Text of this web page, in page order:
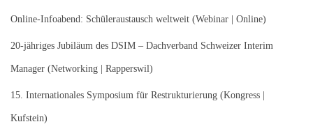
a
c
:
Online-Infoabend: Schüleraustausch weltweit (Webinar | Online)
20-jähriges Jubiläum des DSIM – Dachverband Schweizer Interim
Manager (Networking | Rapperswil)
15. Internationales Symposium für Restrukturierung (Kongress |
Kufstein)